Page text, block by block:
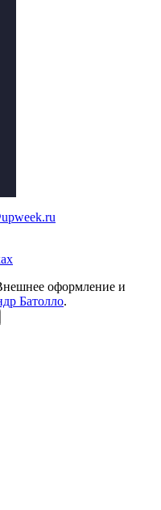
оформление и
Батолло.